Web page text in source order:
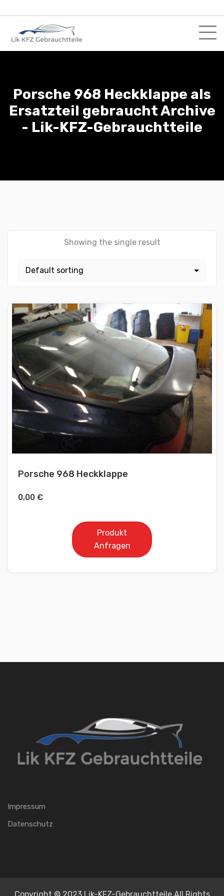
to
content
Porsche 968 Heckklappe als
Ersatzteil gebraucht Archive
- Lik-KFZ-Gebrauchtteile
Showing the single result
Porsche 968 Heckklappe
0,00 €
Produkt
Anfragen
Impressum
Datenschutz
Copyright © 2023 Lik-KFZ-Gebrauchtteile All Rights